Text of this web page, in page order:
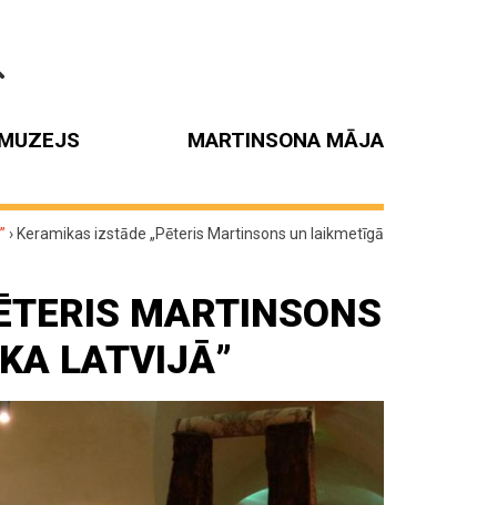
MARTINSONA MĀJA
›Keramikas izstāde „Pēteris Martinsons un laikmetīgā
MARTINSONS
LATVIJĀ”